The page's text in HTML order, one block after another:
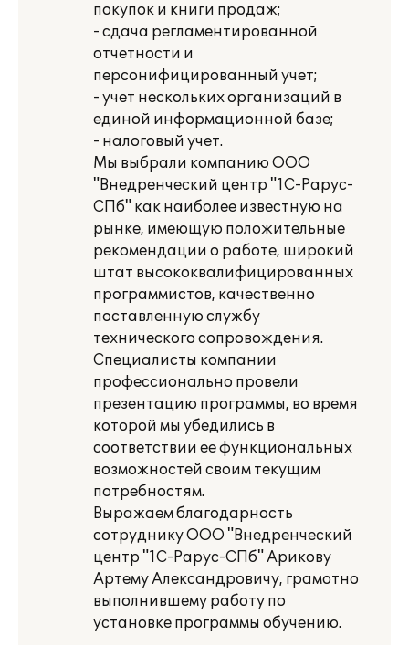
покупок и книги продаж;
- сдача регламентированной
отчетности и
персонифицированный учет;
- учет нескольких организаций в
единой информационной базе;
- налоговый учет.
Мы выбрали компанию ООО
"Внедренческий центр "1С-Рарус-
СПб" как наиболее известную на
рынке, имеющую положительные
рекомендации о работе, широкий
штат высококвалифицированных
программистов, качественно
поставленную службу
технического сопровождения.
Специалисты компании
профессионально провели
презентацию программы, во время
которой мы убедились в
соответствии ее функциональных
возможностей своим текущим
потребностям.
Выражаем благодарность
сотруднику ООО "Внедренческий
центр "1С-Рарус-СПб" Арикову
Артему Александровичу, грамотно
выполнившему работу по
установке программы обучению.